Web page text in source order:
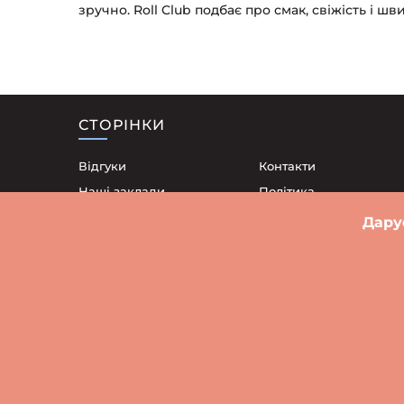
зручно. Roll Club подбає про смак, свіжість і
СТОРІНКИ
Відгуки
Наші заклади
Контакти
Політика
Договір публічної
©